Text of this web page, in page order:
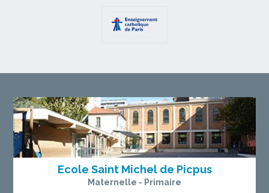
Ecole Saint Michel de Picpus
Maternelle - Primaire